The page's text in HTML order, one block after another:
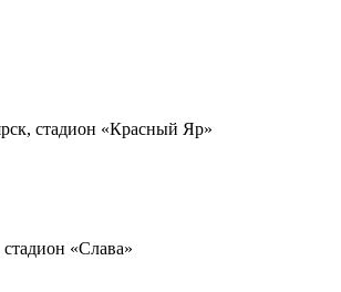
стадион «Красный Яр»
«Слава»